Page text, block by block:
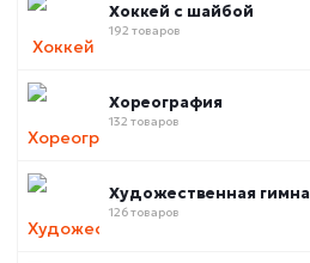
Хоккей с шайбой
192 товаров
Хореография
132 товаров
Художественная
126 товаров